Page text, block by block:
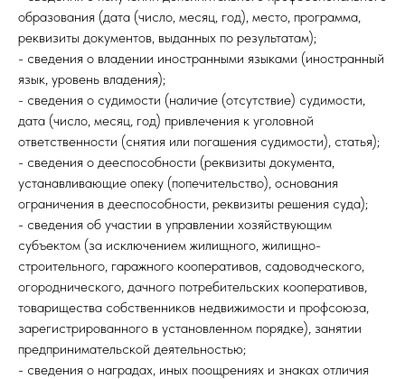
образования (дата (число, месяц, год), место, программа,
реквизиты документов, выданных по результатам);
- сведения о владении иностранными языками (иностранный
язык, уровень владения);
- сведения о судимости (наличие (отсутствие) судимости,
дата (число, месяц, год) привлечения к уголовной
ответственности (снятия или погашения судимости), статья);
- сведения о дееспособности (реквизиты документа,
устанавливающие опеку (попечительство), основания
ограничения в дееспособности, реквизиты решения суда);
- сведения об участии в управлении хозяйствующим
субъектом (за исключением жилищного, жилищно-
строительного, гаражного кооперативов, садоводческого,
огороднического, дачного потребительских кооперативов,
товарищества собственников недвижимости и профсоюза,
зарегистрированного в установленном порядке), занятии
предпринимательской деятельностью;
- сведения о наградах, иных поощрениях и знаках отличия